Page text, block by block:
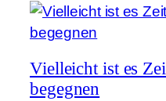
Vielleicht ist es
begegnen